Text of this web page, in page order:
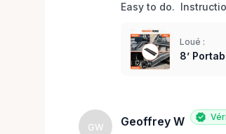
Easy to do.
Loué :
8’
GW Geoffrey W